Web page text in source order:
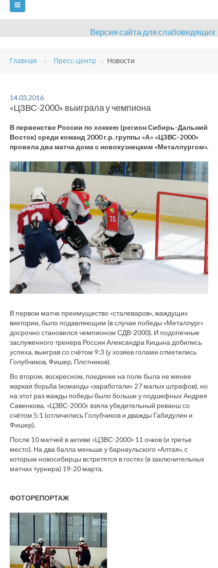
Версия сайта для слабовидящих
ГЛАВНАЯ
ВИДЫ СПОРТА
ОЦЕНКА КАЧЕСТВА ОБРАЗОВАНИЯ ВАКАНСИИ
Главная Пресс-центр Новости
14.03.2016
«ЦЗВС-2000» выиграла у чемпиона
В первенстве России по хоккею (регион Сибирь-Дальний
Восток) среди команд 2000 г.р. группы «А» «ЦЗВС-2000»
провела два матча дома с новокузнецким «Металлургом».
В первом матче преимущество «сталеваров», жаждущих
виктории, было подавляющим (в случае победы «Металлург»
досрочно становился чемпионом СДВ-2000). И подопечные
заслуженного тренера России Александра Кицына добились
успеха, выиграв со счётом 9:3 (у хозяев голами отметились
Голубчиков, Фишер, Плотников).
Во втором, воскресном, поединке на поле была не менее
жаркая борьба (команды «заработали» 27 малых штрафов), но
на этот раз жажды победы было больше у подшефных Андрея
Савенкова. «ЦЗВС-2000» взяла убедительный реванш со
счётом 5:1 (отличились Голубчиков и дважды Габидулин и
Фишер).
После 10 матчей в активе «ЦЗВС-2000» 11 очков (и третье
место). На два балла меньше у барнаульского «Алтая», с
которым новосибирцы встретятся в гостях (в заключительных
матчах турнира) 19-20 марта.
ФОТОРЕПОРТАЖ